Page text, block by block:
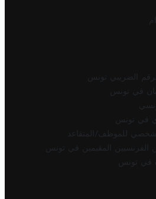
الضريبي تونس
في تونس
في تونس
للموظف/المتقاعد
الفرنسيين المقيمين في تونس
في تونس